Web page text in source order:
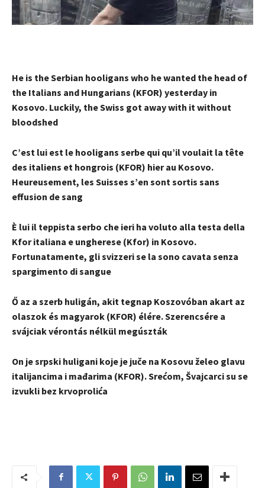
He is the Serbian hooligans who he wanted the head of
the Italians and Hungarians (KFOR) yesterday in
Kosovo. Luckily, the Swiss got away with it without
bloodshed
C’est lui est le hooligans serbe qui qu’il voulait la tête
des italiens et hongrois (KFOR) hier au Kosovo.
Heureusement, les Suisses s’en sont sortis sans
effusion de sang
È lui il teppista serbo che ieri ha voluto alla testa della
Kfor italiana e ungherese (Kfor) in Kosovo.
Fortunatamente, gli svizzeri se la sono cavata senza
spargimento di sangue
Ő az a szerb huligán, akit tegnap Koszovóban akart az
olaszok és magyarok (KFOR) élére. Szerencsére a
svájciak vérontás nélkül megúszták
On je srpski huligani koje je juče na Kosovu želeo glavu
italijancima i mađarima (KFOR). Srećom, Švajcarci su se
izvukli bez krvoprolića